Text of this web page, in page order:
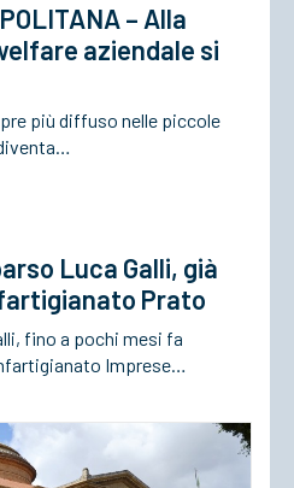
– Alla
aziendale si
più diffuso nelle piccole
Luca Galli, già
Prato
fino a pochi mesi fa
Imprese…